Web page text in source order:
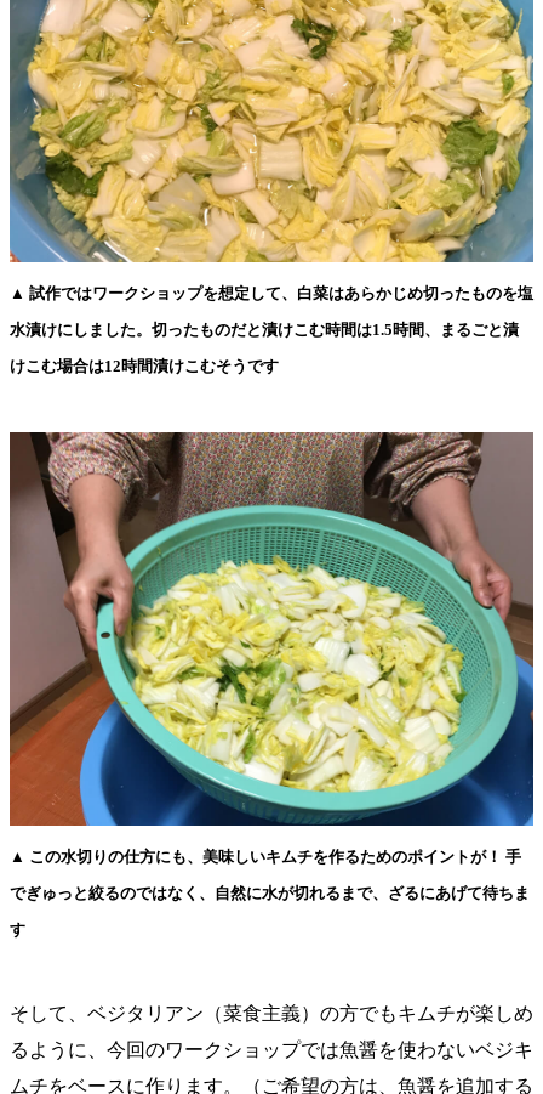
▲ 試作ではワークショップを想定して、白菜はあらかじめ切ったものを塩
水漬けにしました。切ったものだと漬けこむ時間は1.5時間、まるごと漬
けこむ場合は12時間漬けこむそうです
▲ この水切りの仕方にも、美味しいキムチを作るためのポイントが！ 手
でぎゅっと絞るのではなく、自然に水が切れるまで、ざるにあげて待ちま
す
そして、ベジタリアン（菜食主義）の方でもキムチが楽しめ
るように、今回のワークショップでは魚醤を使わないベジキ
ムチをベースに作ります。（ご希望の方は、魚醤を追加する